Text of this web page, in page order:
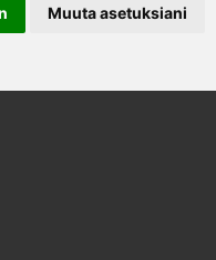
Muuta asetuksiani